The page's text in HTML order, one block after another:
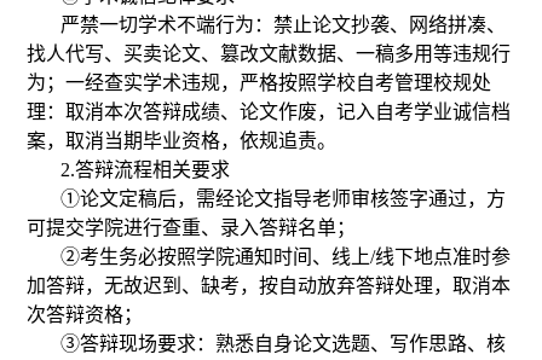
严禁一切学术不端行为：禁止论文抄袭、网络拼凑、
找人代写、买卖论文、篡改文献数据、一稿多用等违规行
为 ；一经查实学术违规，严格按照学校自考管理校规处
理：取消本次答辩成绩、论文作废，记入自考学业诚信档
案，取消当期毕业资格，依规追责。
2.答辩流程相关要求
①论文定稿后，需经论文指导老师审核签字通过，方
可提交学院进行查重、录入答辩名单；
②考生务必按照学院通知时间、线上/线下地点准时参
加答辩，无故迟到、缺考，按自动放弃答辩处理，取消本
次答辩资格；
③答辩现场要求：熟悉自身论文选题、写作思路、核